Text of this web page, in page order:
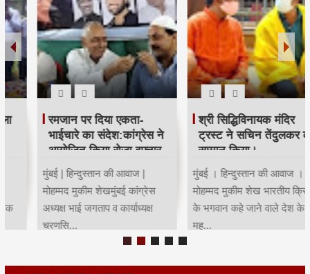
रमजान पर दिया एकता-
भाईचारे का संदेश:कांग्रेस ने
आयोजित किया रोजा इफ्तार
मुंबई | हिन्दुस्तान की आवाज |
मोहम्मद मुकीम शेखमुंबई कांग्रेस
अध्यक्ष भाई जगताप व कार्याध्यक्ष
चरणसि...
श्री सिद्धिविनायक मंदिर
ट्रस्ट ने सचिन तेंदुलकर का
सम्मान किया।
मुंबई । हिन्दुस्तान की आवाज ।
मोहम्मद मुकीम शेख भारतीय क्रिकेट
के भगवान कहे जाने वाले देश के